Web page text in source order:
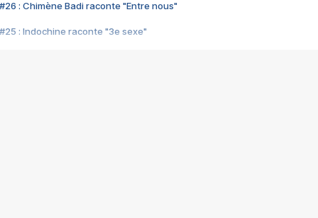
#26 : Chimène Badi raconte "Entre nous"
#25 : Indochine raconte "3e sexe"